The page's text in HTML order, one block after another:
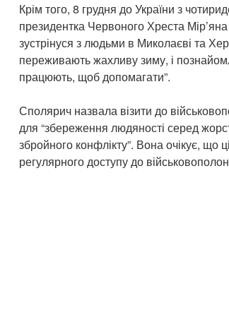
Крім того, 8 грудня до України з
президентка Червоного Хреста
зустрінуся з людьми в Миколаєві та
переживають жахливу зиму, і
працюють, щоб допомагати”.
Сполярич назвала візити до
для “збереження людяності серед
збройного конфлікту”. Вона очікує, що
регулярного доступу до